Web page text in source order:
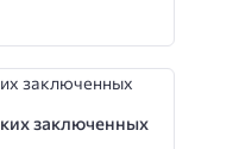
заключенных